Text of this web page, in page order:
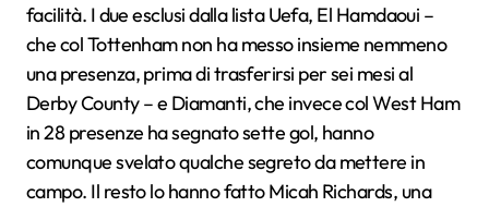
facilità. I due esclusi dalla lista Uefa, El Hamdaoui –
che col Tottenham non ha messo insieme nemmeno
una presenza, prima di trasferirsi per sei mesi al
Derby County – e Diamanti, che invece col West Ham
in 28 presenze ha segnato sette gol, hanno
comunque svelato qualche segreto da mettere in
campo. Il resto lo hanno fatto Micah Richards, una